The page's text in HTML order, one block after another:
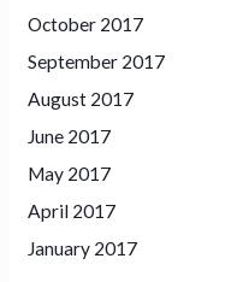
October 2017
September 2017
August 2017
June 2017
May 2017
April 2017
January 2017